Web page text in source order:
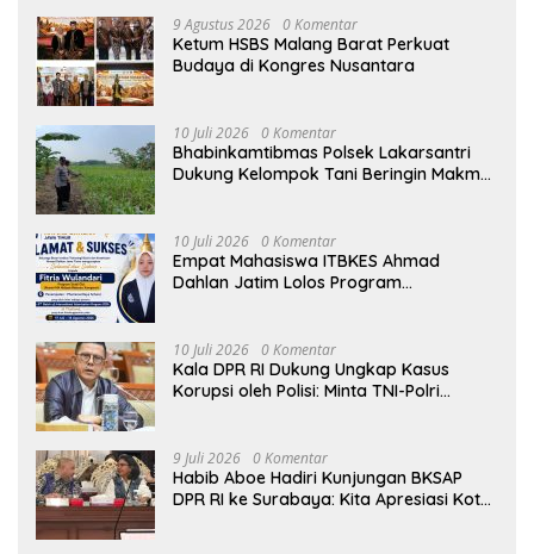
9 Agustus 2026 0 Komentar
Ketum HSBS Malang Barat Perkuat
Budaya di Kongres Nusantara
10 Juli 2026 0 Komentar
Bhabinkamtibmas Polsek Lakarsantri
Dukung Kelompok Tani Beringin Makmur
10 Juli 2026 0 Komentar
Empat Mahasiswa ITBKES Ahmad
Dahlan Jatim Lolos Program
Global
10 Juli 2026 0 Komentar
Kala DPR RI Dukung Ungkap Kasus
Korupsi oleh Polisi: Minta TNI-Polri
9 Juli 2026 0 Komentar
Habib Aboe Hadiri Kunjungan BKSAP
DPR RI ke Surabaya: Kita Apresiasi Kota